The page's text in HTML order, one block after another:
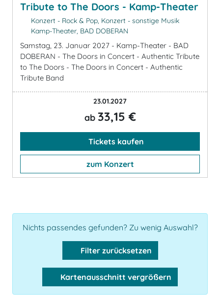
Tribute to The Doors - Kamp-Theater
Konzert - Rock & Pop, Konzert - sonstige Musik
Kamp-Theater, BAD DOBERAN
Samstag, 23. Januar 2027 - Kamp-Theater - BAD
DOBERAN - The Doors in Concert - Authentic Tribute
to The Doors - The Doors in Concert - Authentic
Tribute Band
23.01.2027
ab 33,15 €
Tickets kaufen
zum Konzert
Nichts passendes gefunden? Zu wenig Auswahl?
Filter zurücksetzen
Kartenausschnitt vergrößern